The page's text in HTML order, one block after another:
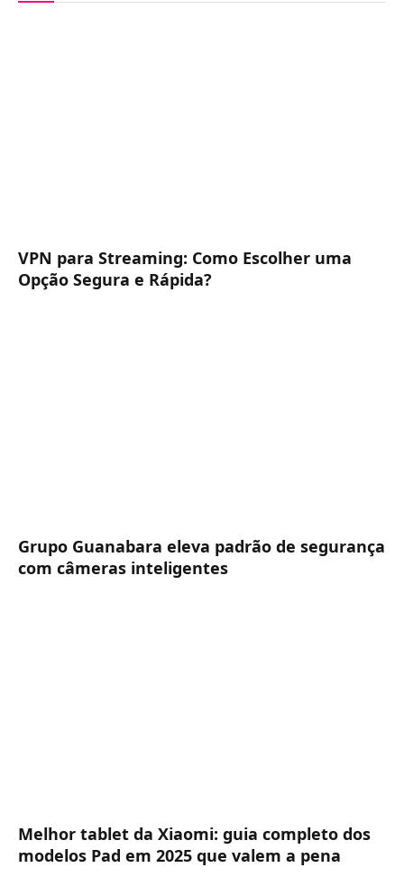
VPN para Streaming: Como Escolher uma
Opção Segura e Rápida?
Grupo Guanabara eleva padrão de segurança
com câmeras inteligentes
Melhor tablet da Xiaomi: guia completo dos
modelos Pad em 2025 que valem a pena